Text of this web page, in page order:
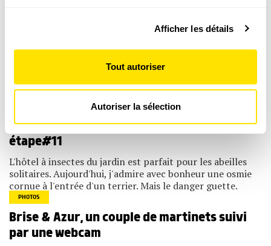
personnelles et définir vos préférences, reportez-vous à
déclaration sur les cookies.
et les annonces, d'offrir des fonctionnalités relatives aux
médias sociaux et d'analyser notre trafic. Nous
notre site avec nos partenaires de médias sociaux, de
publicité et d'analyse, qui peuvent combiner celles-ci
avec d'autres informations que vous leur avez fournies
ou qu'ils ont collectées lors de votre utilisation de leurs
services.
Afficher les détails
Tout autoriser
Autoriser la sélection
Poursuivez votre découverte
L’abeille sauvage et l’araignée tueuse –
étape#11
L'hôtel à insectes du jardin est parfait pour les abeilles
solitaires. Aujourd'hui, j'admire avec bonheur une osmie
cornue à l'entrée d'un terrier. Mais le danger guette.
PHOTOS
Brise & Azur, un couple de martinets suivi
par une webcam